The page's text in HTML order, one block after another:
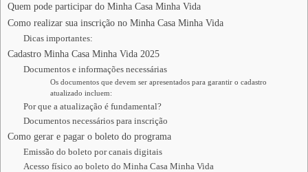
Quem pode participar do Minha Casa Minha Vida
Como realizar sua inscrição no Minha Casa Minha Vida
Dicas importantes:
Cadastro Minha Casa Minha Vida 2025
Documentos e informações necessárias
Os documentos que devem ser apresentados para garantir o cadastro
atualizado incluem:
Por que a atualização é fundamental?
Documentos necessários para inscrição
Como gerar e pagar o boleto do programa
Emissão do boleto por canais digitais
Acesso físico ao boleto do Minha Casa Minha Vida